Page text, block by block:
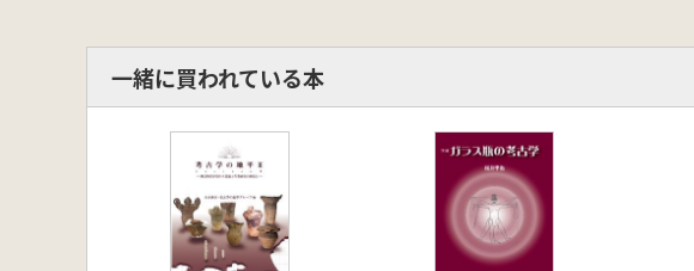
一緒に買われている本